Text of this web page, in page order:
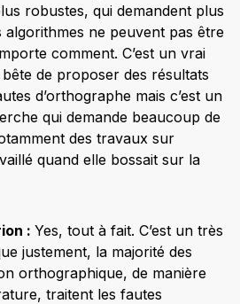
robustes, qui demandent plus
algorithmes ne peuvent pas être
comment. C’est un vrai
de proposer des résultats
d’orthographe mais c’est un
qui demande beaucoup de
des travaux sur
quand elle bossait sur la
: Yes, tout à fait. C’est un très
justement, la majorité des
orthographique, de manière
traitent les fautes